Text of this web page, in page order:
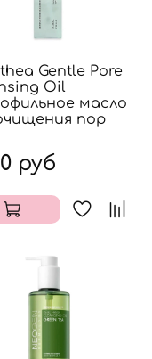
Gentle Pore
Oil
масло
пор
руб